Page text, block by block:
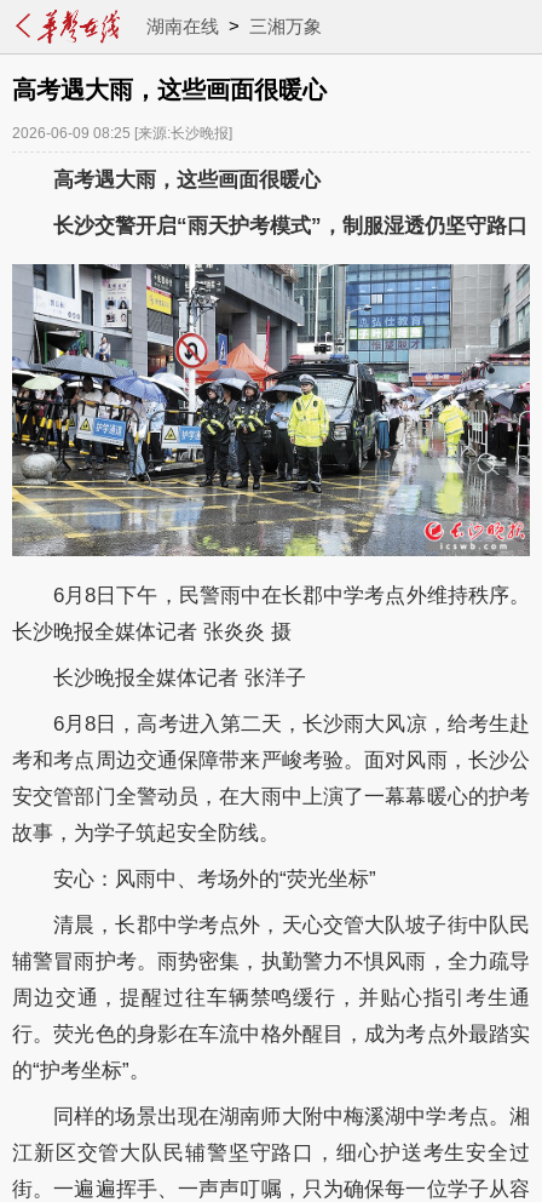
湖南在线> 三湘万象
高考遇大雨，这些画面很暖心
2026-06-09 08:25 [来源:长沙晚报]
高考遇大雨，这些画面很暖心
长沙交警开启“雨天护考模式”，制服湿透仍坚守路口
6月8日下午，民警雨中在长郡中学考点外维持秩序。
长沙晚报全媒体记者 张炎炎 摄
长沙晚报全媒体记者 张洋子
6月8日，高考进入第二天，长沙雨大风凉，给考生赴
考和考点周边交通保障带来严峻考验。面对风雨，长沙公
安交管部门全警动员，在大雨中上演了一幕幕暖心的护考
故事，为学子筑起安全防线。
安心：风雨中、考场外的“荧光坐标”
清晨，长郡中学考点外，天心交管大队坡子街中队民
辅警冒雨护考。雨势密集，执勤警力不惧风雨，全力疏导
周边交通，提醒过往车辆禁鸣缓行，并贴心指引考生通
行。荧光色的身影在车流中格外醒目，成为考点外最踏实
的“护考坐标”。
同样的场景出现在湖南师大附中梅溪湖中学考点。湘
江新区交管大队民辅警坚守路口，细心护送考生安全过
街。一遍遍挥手、一声声叮嘱，只为确保每一位学子从容